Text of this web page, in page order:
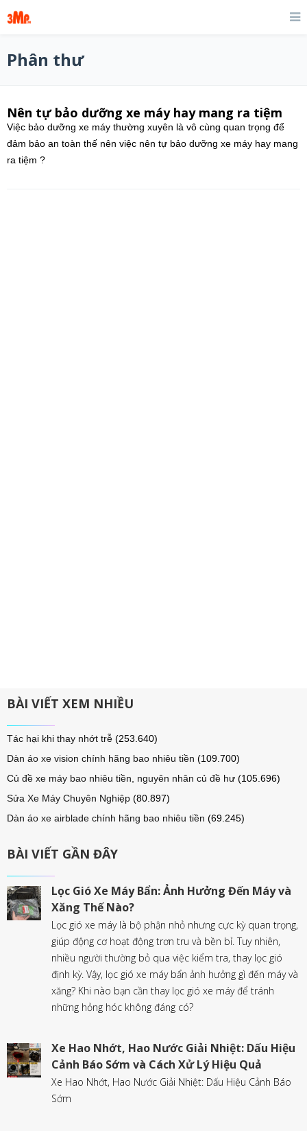
Phân thư
Nên tự bảo dưỡng xe máy hay mang ra tiệm
Việc bảo dưỡng xe máy thường xuyên là vô cùng quan trọng để
đảm bảo an toàn thế nên việc nên tự bảo dưỡng xe máy hay mang
ra tiệm ?
BÀI VIẾT XEM NHIỀU
Tác hại khi thay nhớt trễ (253.640)
Dàn áo xe vision chính hãng bao nhiêu tiền (109.700)
Củ đề xe máy bao nhiêu tiền, nguyên nhân củ đề hư (105.696)
Sửa Xe Máy Chuyên Nghiệp (80.897)
Dàn áo xe airblade chính hãng bao nhiêu tiền (69.245)
BÀI VIẾT GẦN ĐÂY
Lọc Gió Xe Máy Bẩn: Ảnh Hưởng Đến Máy và
Xăng Thế Nào?
Lọc gió xe máy là bộ phận nhỏ nhưng cực kỳ quan trọng,
giúp động cơ hoạt động trơn tru và bền bỉ. Tuy nhiên,
nhiều người thường bỏ qua việc kiểm tra, thay lọc gió
định kỳ. Vậy, lọc gió xe máy bẩn ảnh hưởng gì đến máy và
xăng? Khi nào bạn cần thay lọc gió xe máy để tránh
những hỏng hóc không đáng có?
Xe Hao Nhớt, Hao Nước Giải Nhiệt: Dấu Hiệu
Cảnh Báo Sớm và Cách Xử Lý Hiệu Quả
Xe Hao Nhớt, Hao Nước Giải Nhiệt: Dấu Hiệu Cảnh Báo
Sớm